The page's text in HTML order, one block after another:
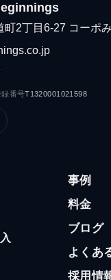
町2丁目6-27 コーポ
録番号T1320001021598
事例
料金
ブログ
よくあ
採用情